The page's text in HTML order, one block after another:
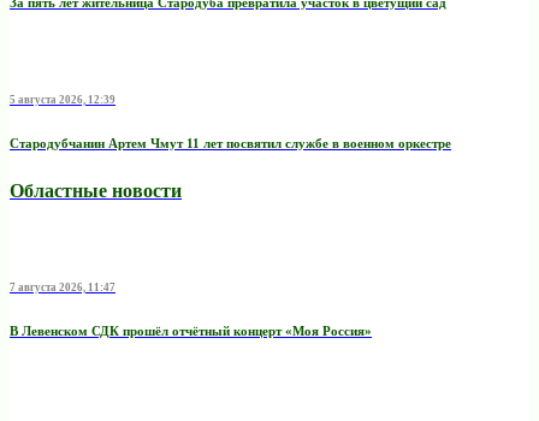
5 августа 2026, 12:39
Стародубчанин Артем Чмут 11 лет посвятил службе в военном оркестре
Областные новости
7 августа 2026, 11:47
В Левенском СДК прошёл отчётный концерт «Моя Россия»